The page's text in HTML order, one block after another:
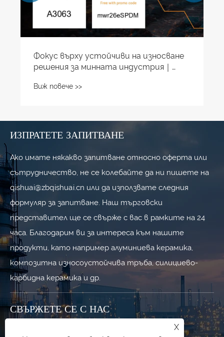
върху устойчиви на износване
за минната индустрия｜
Russia 2026
повече >>
ИЗПРАТЕТЕ ЗАПИТВАНЕ
Ако имате някакво запитване относно оферта или
сътрудничество, не се колебайте да ни пишете на
qishuai@zbqishuai.cn или да използвате следния
формуляр за запитване. Наш търговски
представител ще се свърже с вас в рамките на 24
часа. Благодарим ви за интереса към нашите
продукти, като например алуминиева керамика,
композитна износоустойчива тръба, силициево-
карбидна керамика и др.
СВЪРЖЕТЕ СЕ С НАС
X